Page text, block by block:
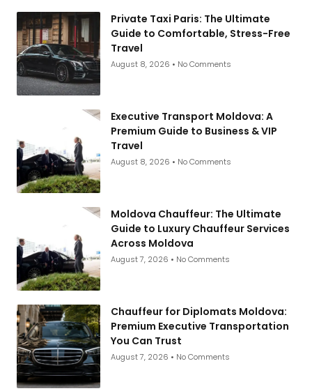
Private Taxi Paris: The Ultimate
Guide to Comfortable, Stress-Free
Travel
August 8, 2026 No Comments
Executive Transport Moldova: A
Premium Guide to Business & VIP
Travel
August 8, 2026 No Comments
Moldova Chauffeur: The Ultimate
Guide to Luxury Chauffeur Services
Across Moldova
August 7, 2026 No Comments
Chauffeur for Diplomats Moldova:
Premium Executive Transportation
You Can Trust
August 7, 2026 No Comments